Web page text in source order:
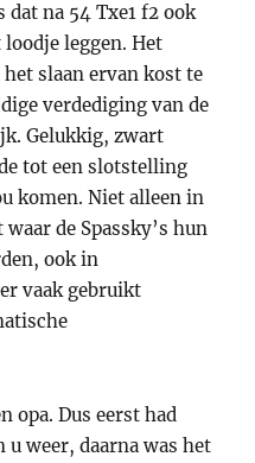
dat na 54 Txe1 f2 ook
leggen. Het
slaan ervan kost te
verdediging van de
Gelukkig, zwart
tot een slotstelling
komen. Niet alleen in
de Spassky’s hun
ook in
vaak gebruikt
opa. Dus eerst had
weer, daarna was het